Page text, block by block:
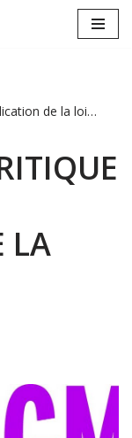
de la loi…
LA